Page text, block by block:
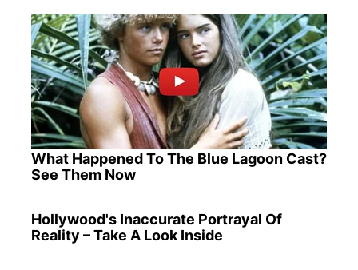
What Happened To The Blue Lagoon Cast?
See Them Now
Hollywood's Inaccurate Portrayal Of
Reality – Take A Look Inside